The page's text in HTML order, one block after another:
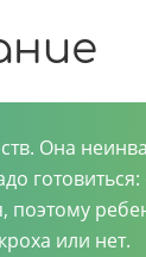
Она
поэтому
или нет.